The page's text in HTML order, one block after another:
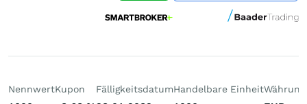
NennwertKupon FälligkeitsdatumHandelbare EinheitWährung